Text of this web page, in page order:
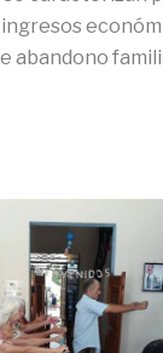
abandono